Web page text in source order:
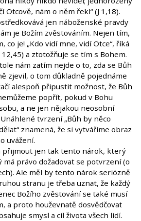
Otcově, nám o něm řekl“ (J 1,18).
jen náboženské pravdy
je Božím zvěstováním. Nejen tím,
co je! „Kdo vidí mne, vidí Otce“, říká
12,45) a ztotožňuje se tím s Bohem.
nám zatím nejde o to, zda se Bůh
zjevil, o tom důkladně pojednáme
alespoň připustit možnost, že Bůh
popřít, pokud v Bohu
a ne jen nějakou neosobní
tvrzení „Bůh by něco
znamená, že si vytváříme obraz
uvážení.
přijmout jen tak tento nárok, který
má právo dožadovat se potvrzení (o
Ale měl by tento nárok seriózně
stranu je třeba uznat, že každý
Božího zvěstování se také musí
a proto houževnatě dosvědčovat
smysl a cíl života všech lidí.